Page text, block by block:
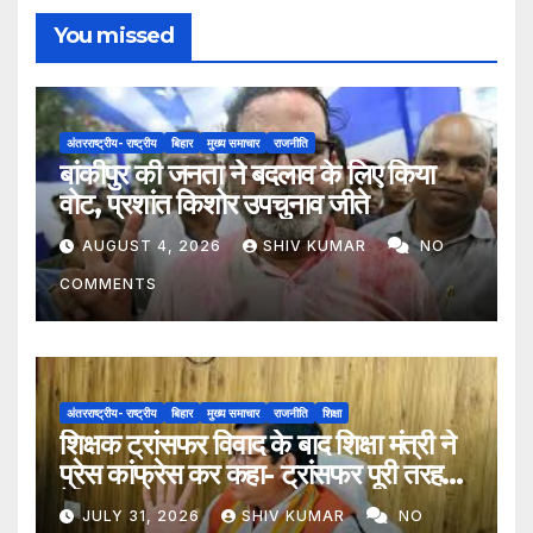
You missed
अंतरराष्ट्रीय- राष्ट्रीय बिहार मुख्य समाचार राजनीति
बांकीपुर की जनता ने बदलाव के लिए किया
वोट, प्रशांत किशोर उपचुनाव जीते
AUGUST 4, 2026 SHIV KUMAR NO
COMMENTS
अंतरराष्ट्रीय- राष्ट्रीय बिहार मुख्य समाचार राजनीति शिक्षा
शिक्षक ट्रांसफर विवाद के बाद शिक्षा मंत्री ने
प्रेस कांफ्रेस कर कहा- ट्रांसफर पूरी तरह
ऐच्छिक
JULY 31, 2026 SHIV KUMAR NO